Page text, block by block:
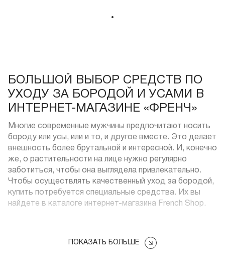
БОЛЬШОЙ ВЫБОР СРЕДСТВ ПО
УХОДУ ЗА БОРОДОЙ И УСАМИ В
ИНТЕРНЕТ-МАГАЗИНЕ «ФРЕНЧ»
Многие современные мужчины предпочитают носить
бороду или усы, или и то, и другое вместе. Это делает
внешность более брутальной и интересной. И, конечно
же, о растительности на лице нужно регулярно
заботиться, чтобы она выглядела привлекательно.
Чтобы осуществлять качественный уход за бородой,
купить потребуется специальные средства. Их вы
найдете в каталоге интернет-магазина French Shop.
И БОРОДОЙ: АССОРТИМЕНТ
ПОКАЗАТЬ БОЛЬШЕ